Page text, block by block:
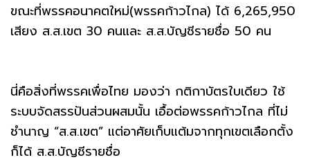
ขณะที่พรรคอนาคตใหม่(พรรคก้าวไกล) ได้ 6,265,950
เสียง ส.ส.เขต 30 คนและ ส.ส.บัญชีรายชื่อ 50 คน
นี่คือสิ่งที่พรรคเพื่อไทย มองว่า กติกาบัตรใบเดียว ใช้
ระบบจัดสรรปันส่วนผสมนั้น เอื้อต่อพรรคก้าวไกล ที่ไม่
ชำนาญ “ส.ส.เขต” แต่อาศัยเก็บแต้มจากทุกเขตเลือกตั้ง
ก็ได้ ส.ส.บัญชีรายชื่อ